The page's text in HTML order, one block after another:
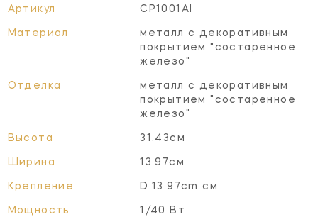
Артикул CP1001AI
Материал
металл с декоративным
покрытием "состаренное
железо"
Отделка
металл с декоративным
покрытием "состаренное
железо"
Высота 31.43см
Ширина 13.97см
Крепление D:13.97cm см
Мощность 1/40 Вт